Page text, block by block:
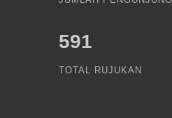
591
TOTAL RUJUKAN